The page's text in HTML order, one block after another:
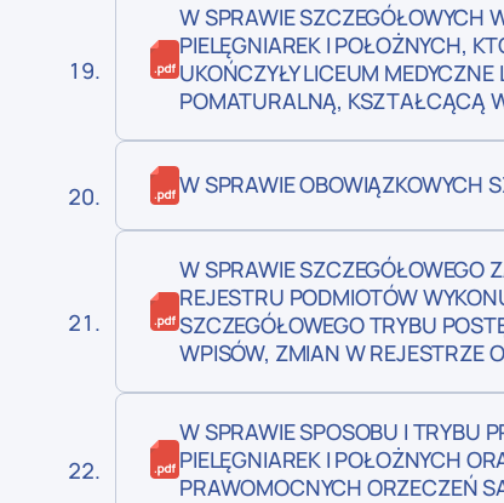
W SPRAWIE SZCZEGÓŁOWYCH
PIELĘGNIAREK I POŁOŻNYCH,
UKOŃCZYŁY LICEUM
POMATURALNĄ, KSZTAŁCĄCĄ
W SPRAWIE OBOWIĄZKOWYCH
W SPRAWIE SZCZEGÓŁOWEGO
REJESTRU PODMIOTÓW
SZCZEGÓŁOWEGO TRYBU
WPISÓW, ZMIAN W REJESTRZE
W SPRAWIE SPOSOBU I TRYBU
PIELĘGNIAREK I POŁOŻNYCH
PRAWOMOCNYCH ORZECZEŃ